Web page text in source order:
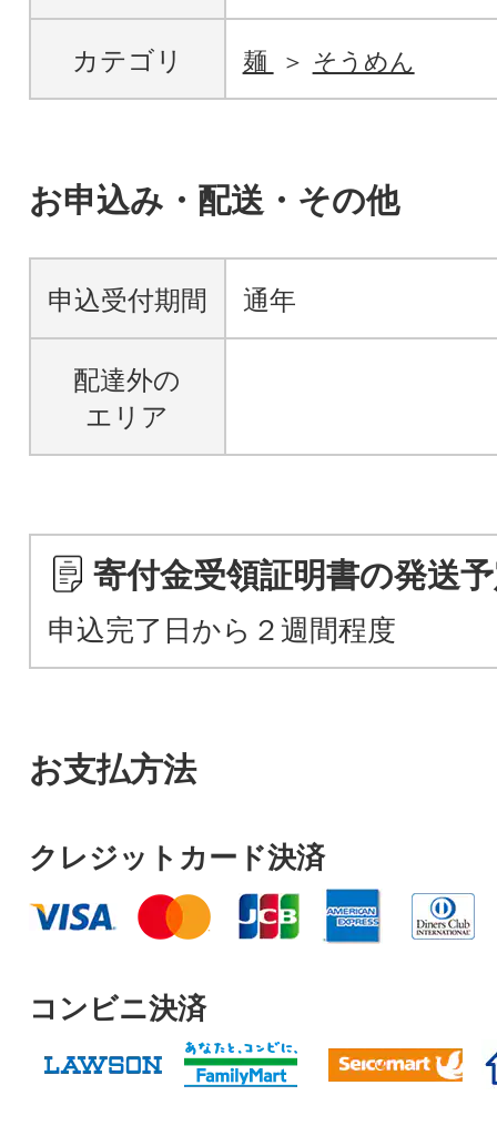
カテゴリ 麺 そうめん
お申込み・配送・その他
申込受付期間 通年
配達外の
エリア
寄付金受領証明書の発送
申込完了日から２週間程度
お支払方法
クレジットカード決済
コンビニ決済